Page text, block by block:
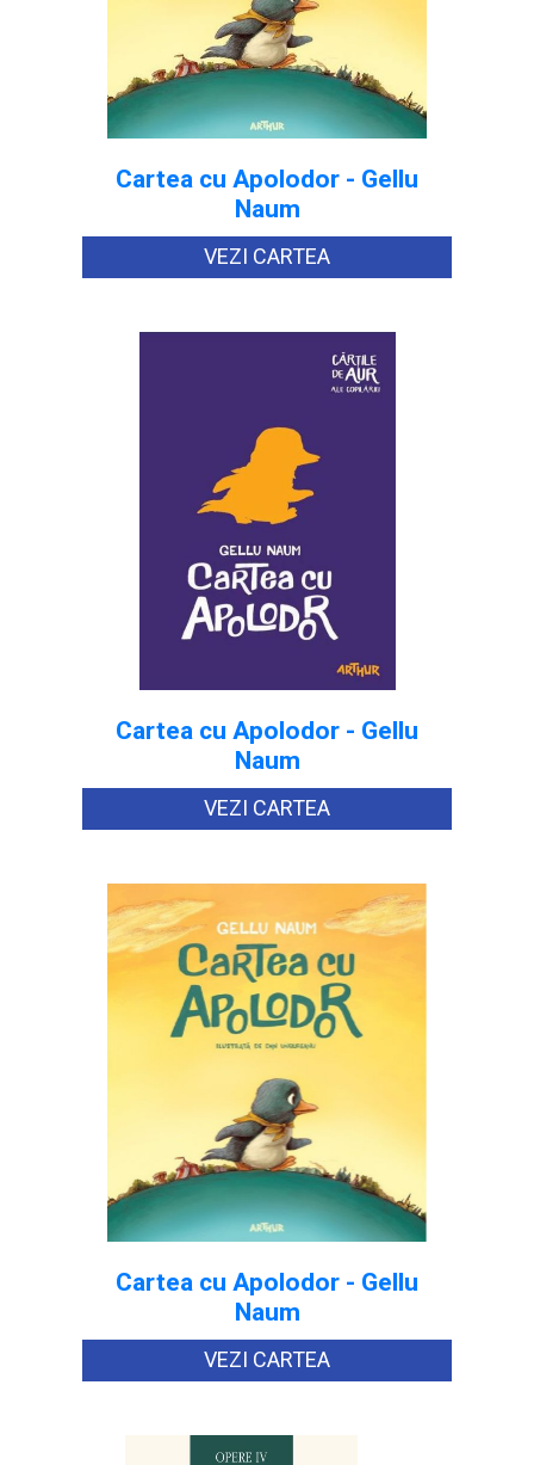
Cartea cu Apolodor - Gellu
Naum
VEZI CARTEA
Cartea cu Apolodor - Gellu
Naum
VEZI CARTEA
Cartea cu Apolodor - Gellu
Naum
VEZI CARTEA